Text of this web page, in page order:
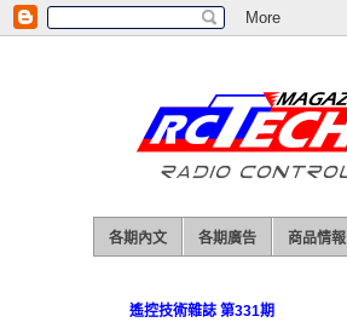
各期內文 各期廣告 商品情報
遙控技術雜誌 第331期